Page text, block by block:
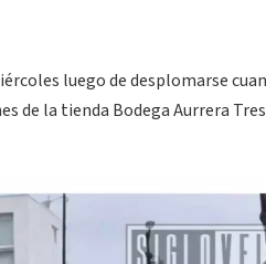
luego de desplomarse
de la tienda Bodega Aurrera